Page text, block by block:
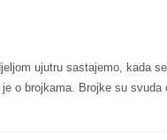
ujutru sastajemo, kada
o brojkama. Brojke su svuda